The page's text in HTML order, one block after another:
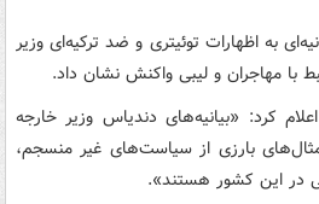
به اظهارات توئیتری و ضد ترکیه‌ای وزیر
با مهاجران و لیبی واکنش نشان داد.
کرد: «بیانیه‌های دندیاس وزیر خارجه
بارزی از سیاست‌های غیر منسجم،
در این کشور هستند».